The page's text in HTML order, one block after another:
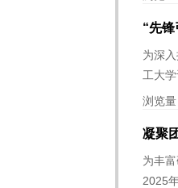
“先
为深
工大
浏览
凝聚
为丰
2025